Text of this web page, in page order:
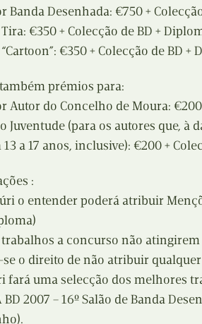
Banda Desenhada: €750 +
€350 + Colecção de BD +
€350 + Colecção de BD +
prémios para:
Autor do Concelho de Moura:
Juventude (para os autores que, à
a 17 anos, inclusive): €200 +
:
o entender poderá atribuir
trabalhos a concurso não
se o direito de não atribuir
fará uma selecção dos melhores
BD 2007 – 16º Salão de Banda